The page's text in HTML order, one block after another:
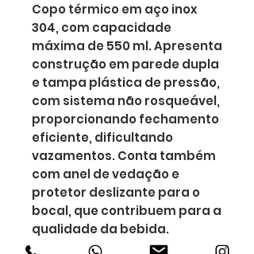
Copo térmico em aço inox
304, com capacidade
máxima de 550 ml. Apresenta
construção em parede dupla
e tampa plástica de pressão,
com sistema não rosqueável,
proporcionando fechamento
eficiente, dificultando
vazamentos. Conta também
com anel de vedação e
protetor deslizante para o
bocal, que contribuem para a
qualidade da bebida.
Altura : 17,8 cm